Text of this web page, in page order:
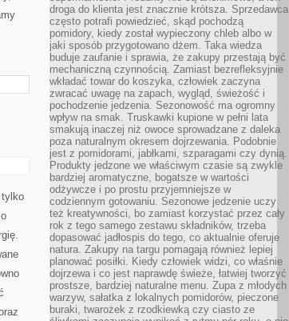
droga do klienta jest znacznie krótsza. Sprzedawca
często potrafi powiedzieć, skąd pochodzą
pomidory, kiedy został wypieczony chleb albo w
jaki sposób przygotowano dżem. Taka wiedza
buduje zaufanie i sprawia, że zakupy przestają być
mechaniczną czynnością. Zamiast bezrefleksyjnie
wkładać towar do koszyka, człowiek zaczyna
zwracać uwagę na zapach, wygląd, świeżość i
pochodzenie jedzenia. Sezonowość ma ogromny
wpływ na smak. Truskawki kupione w pełni lata
smakują inaczej niż owoce sprowadzane z daleka
poza naturalnym okresem dojrzewania. Podobnie
jest z pomidorami, jabłkami, szparagami czy dynią.
Produkty jedzone we właściwym czasie są zwykle
bardziej aromatyczne, bogatsze w wartości
odżywcze i po prostu przyjemniejsze w
codziennym gotowaniu. Sezonowe jedzenie uczy
też kreatywności, bo zamiast korzystać przez cały
rok z tego samego zestawu składników, trzeba
dopasować jadłospis do tego, co aktualnie oferuje
natura. Zakupy na targu pomagają również lepiej
planować posiłki. Kiedy człowiek widzi, co właśnie
dojrzewa i co jest naprawdę świeże, łatwiej tworzyć
prostsze, bardziej naturalne menu. Zupa z młodych
warzyw, sałatka z lokalnych pomidorów, pieczone
buraki, twarożek z rzodkiewką czy ciasto ze